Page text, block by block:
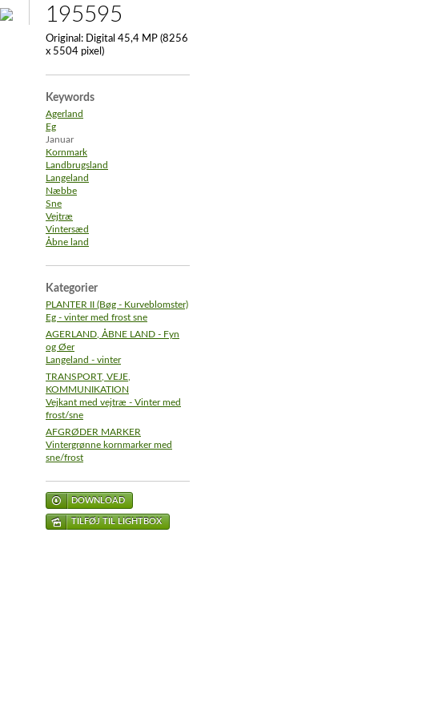
195595
Original: Digital 45,4 MP (8256
x 5504 pixel)
Keywords
Agerland
Eg
Januar
Kornmark
Landbrugsland
Langeland
Næbbe
Sne
Vejtræ
Vintersæd
Åbne land
Kategorier
PLANTER II (Bøg - Kurveblomster)
Eg - vinter med frost sne
AGERLAND, ÅBNE LAND - Fyn
og Øer
Langeland - vinter
TRANSPORT, VEJE,
KOMMUNIKATION
Vejkant med vejtræ - Vinter med
frost/sne
AFGRØDER MARKER
Vintergrønne kornmarker med
sne/frost
DOWNLOAD
TILFØJ TIL LIGHTBOX